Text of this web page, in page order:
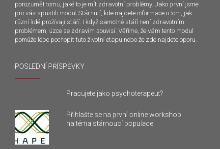
porozumět tomu, jaké to je mít zdravotní problémy. Jako první jsme
pro vás spustili modul Stárnutí, kde najdete informace o tom, jak
různí lidé prožívají stáří. I když samotné stáří není zdravotním
problémem, úzce se zdravím souvisí. Věříme, že vám tento modul
pomůže lépe pochopit tuto životní etapu nebo že zde najdete oporu.
POSLEDNÍ PŘÍSPĚVKY
Pracujete jako psychoterapeut?
Přihlašte se na první online workshop
na téma stárnoucí populace